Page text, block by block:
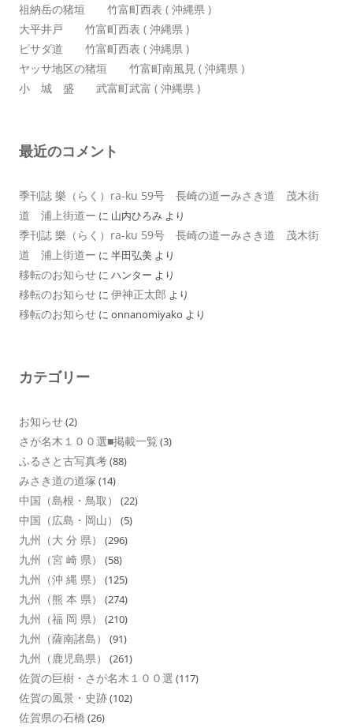
祖納岳の猪垣 竹富町西表 ( 沖縄県 )
大平井戸 竹富町西表 ( 沖縄県 )
ピサダ道 竹富町西表 ( 沖縄県 )
ヤッサ地区の猪垣 竹富町南風見 ( 沖縄県 )
小 城 盛 武富町武富 ( 沖縄県 )
最近のコメント
季刊誌 樂（らく）ra-ku 59号 長崎の道ーみさき道 茂木街
道 浦上街道ー に 山内ひろみ より
季刊誌 樂（らく）ra-ku 59号 長崎の道ーみさき道 茂木街
道 浦上街道ー に 半田弘美 より
移転のお知らせ に ハンター より
移転のお知らせ に 伊神正太郎 より
移転のお知らせ に onnanomiyako より
カテゴリー
お知らせ(2)
さが名木１００選■掲載一覧 (3)
ふるさと古写真考(88)
みさき道の道塚 (14)
中国（島根・鳥取） (22)
中国（広島・岡山） (5)
九州（大 分 県） (296)
九州（宮 崎 県） (58)
九州（沖 縄 県） (125)
九州（熊 本 県） (274)
九州（福 岡 県） (210)
九州（薩南諸島） (91)
九州（鹿児島県） (261)
佐賀の巨樹・さが名木１００選 (117)
佐賀の風景・史跡(102)
佐賀県の石橋 (26)